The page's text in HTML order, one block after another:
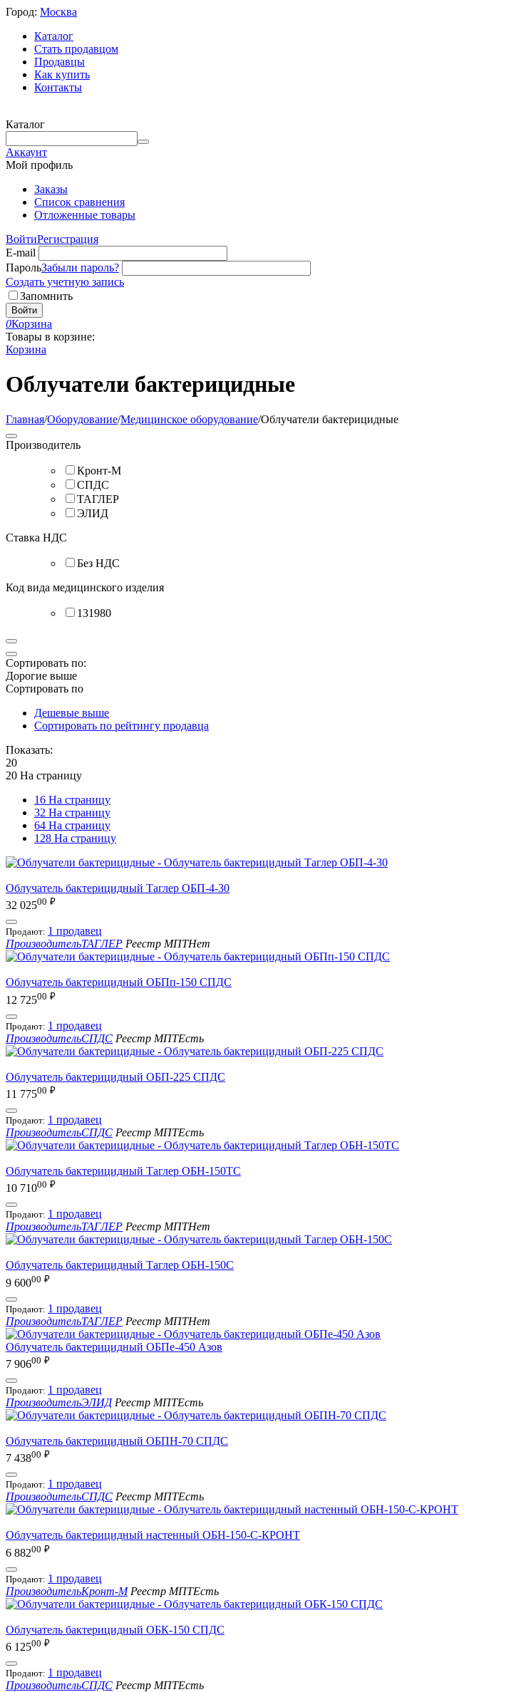
Город: Москва
Каталог
Стать продавцом
Продавцы
Как купить
Контакты
Каталог
Аккаунт
Мой профиль
Заказы
Список сравнения
Отложенные товары
ВойтиРегистрация
E-mail
ПарольЗабыли пароль?
Создать учетную запись
Запомнить
Войти
0Корзина
Товары в корзине:
Корзина
Облучатели бактерицидные
Главная/Оборудование/Медицинское оборудование/Облучатели бактерицидные
Производитель
Кронт-М
СПДС
ТАГЛЕР
ЭЛИД
Ставка НДС
Без НДС
Код вида медицинского изделия
131980
Сортировать по:
Дорогие выше
Сортировать по
Дешевые выше
Сортировать по рейтингу продавца
Показать:
20
20 На страницу
16 На страницу
32 На страницу
64 На страницу
128 На страницу
Облучатель бактерицидный Таглер ОБП-4-30
32 02500 ₽
Продают: 1 продавец
ПроизводительТАГЛЕР Реестр МПТНет
Облучатель бактерицидный ОБПп-150 СПДС
12 72500 ₽
Продают: 1 продавец
ПроизводительСПДС Реестр МПТЕсть
Облучатель бактерицидный ОБП-225 СПДС
11 77500 ₽
Продают: 1 продавец
ПроизводительСПДС Реестр МПТЕсть
Облучатель бактерицидный Таглер ОБН-150ТС
10 71000 ₽
Продают: 1 продавец
ПроизводительТАГЛЕР Реестр МПТНет
Облучатель бактерицидный Таглер ОБН-150С
9 60000 ₽
Продают: 1 продавец
ПроизводительТАГЛЕР Реестр МПТНет
Облучатель бактерицидный ОБПе-450 Азов
7 90600 ₽
Продают: 1 продавец
ПроизводительЭЛИД Реестр МПТЕсть
Облучатель бактерицидный ОБПН-70 СПДС
7 43800 ₽
Продают: 1 продавец
ПроизводительСПДС Реестр МПТЕсть
Облучатель бактерицидный настенный ОБН-150-С-КРОНТ
6 88200 ₽
Продают: 1 продавец
ПроизводительКронт-М Реестр МПТЕсть
Облучатель бактерицидный ОБК-150 СПДС
6 12500 ₽
Продают: 1 продавец
ПроизводительСПДС Реестр МПТЕсть